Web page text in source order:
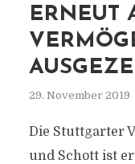
ERNEUT
29. November 2019
Die Stuttgarter
und Schott ist